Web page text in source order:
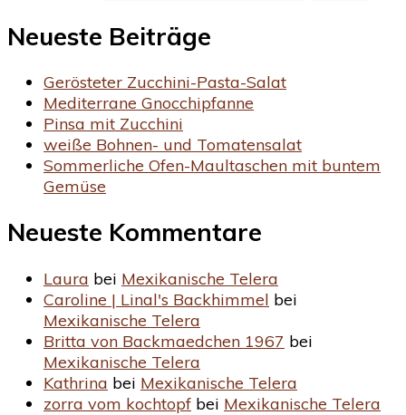
Neueste Beiträge
Gerösteter Zucchini-Pasta-Salat
Mediterrane Gnocchipfanne
Pinsa mit Zucchini
weiße Bohnen- und Tomatensalat
Sommerliche Ofen-Maultaschen mit buntem
Gemüse
Neueste Kommentare
Laura bei Mexikanische Telera
Caroline | Linal's Backhimmel bei
Mexikanische Telera
Britta von Backmaedchen 1967 bei
Mexikanische Telera
Kathrina bei Mexikanische Telera
zorra vom kochtopf bei Mexikanische Telera